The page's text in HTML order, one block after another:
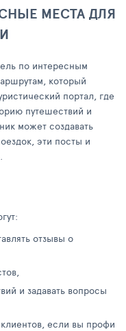
МЕСТА ДЛЯ
по интересным
который
портал, где
путешествий и
может создавать
эти посты и
отзывы о
и задавать вопросы
если вы профи